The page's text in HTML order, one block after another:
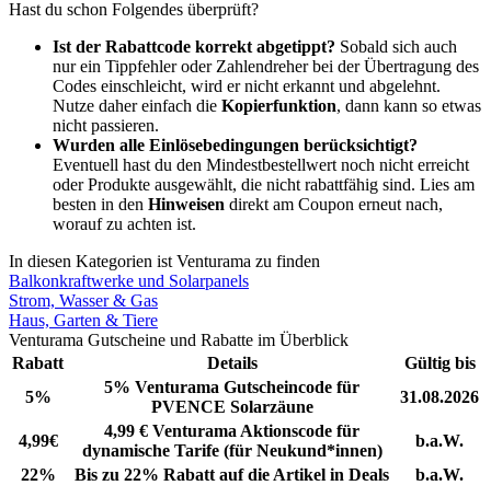
Hast du schon Folgendes überprüft?
Ist der Rabattcode korrekt abgetippt? Sobald sich auch
nur ein Tippfehler oder Zahlendreher bei der Übertragung des
Codes einschleicht, wird er nicht erkannt und abgelehnt.
Nutze daher einfach die Kopierfunktion, dann kann so etwas
nicht passieren.
Wurden alle Einlösebedingungen berücksichtigt?
Eventuell hast du den Mindestbestellwert noch nicht erreicht
oder Produkte ausgewählt, die nicht rabattfähig sind. Lies am
besten in den Hinweisen direkt am Coupon erneut nach,
worauf zu achten ist.
In diesen Kategorien ist Venturama zu finden
Balkonkraftwerke und Solarpanels
Strom, Wasser & Gas
Haus, Garten & Tiere
Venturama Gutscheine und Rabatte im Überblick
Rabatt
Details
Gültig bis
5%
5% Venturama Gutscheincode für
PVENCE Solarzäune
31.08.2026
4,99€
4,99 € Venturama Aktionscode für
dynamische Tarife (für Neukund*innen)
b.a.W.
22%
Bis zu 22% Rabatt auf die Artikel in Deals b.a.W.